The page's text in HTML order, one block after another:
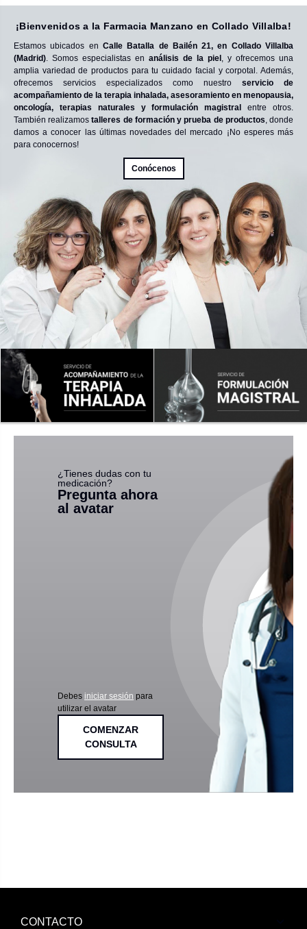
¡Bienvenidos a la Farmacia Manzano en Collado Villalba!
Estamos ubicados en Calle Batalla de Bailén 21, en Collado Villalba
(Madrid). Somos especialistas en análisis de la piel , y ofrecemos una
amplia variedad de productos para tu cuidado facial y corpotal. Además,
ofrecemos servicios especializados como nuestro servicio de
acompañamiento de la terapia inhalada, asesoramiento en menopausia,
oncología, terapias naturales y formulación magistral
entre otros.
También realizamostalleres de formación y prueba de productos, donde
damos a conocer las últimas novedades del mercado ¡No esperes más
para conocernos!
Conócenos
¿Tienes dudas con tu
medicación?
Pregunta ahora
al avatar
Debes iniciar sesión para
utilizar el avatar
COMENZAR
CONSULTA
CONTACTO